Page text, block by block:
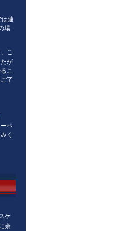
連
場
こ
が
こ
了
ペ
く
ケ
余